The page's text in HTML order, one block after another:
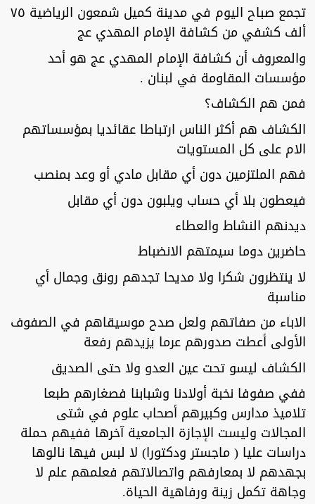
تجمع صباح اليوم في مدينة كميل شمعون الرياضية ٧٥
ألف كشفي من كشافة الإمام المهدي عج
والمعروف أن كشافة الإمام المهدي عج هو أحد
مؤسسات المقاومة في لبنان .
فمن هم الكشاف؟
الكشاف هم أكثر الناس ارتباطا عقائديا بمؤسساتهم
الام على كل المستويات
فهم الملتزمين دون أي مقابل مادي أو وعد بمنصب
فيعطون بلا أي حساب ويلبون دون أي مقابل
ديدنهم النشاط والعطاء
حاضرين دوما سيمتهم الانضباط
لا ينتظرون شكرا ولا مديحا تجدهم رونق وجمال أي
مناسبة
الاباء من صفاتهم ولعل صدح موسيقاهم في الصفوف
الأولى أعطت صدورهم عرما يزيدهم رفعة
الكشاف ليسو تحت عين العدو ولا حتى الصديق
ففي صفوفا نخبة أولادنا وشبابنا فصغارهم طبعا
تلاميذ مدارس وكبيرهم أصحاب علوم في شتى
المجالات وليست الإجازة الجامعية آخرها ففيهم حملة
دراسات عليا ( ماجستر ودكتورا) لا لبس فيها نالوها
بجهدهم لا بمعارفهم واتصالاتهم فعلمهم علم لا
وجاهة تكمل زينة ورفاهية الحياة.